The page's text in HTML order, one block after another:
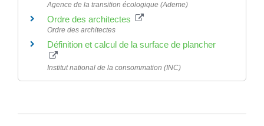
Agence de la transition écologique (Ademe)
Ordre des architectes
Ordre des architectes
Définition et calcul de la surface de plancher
Institut national de la consommation (INC)